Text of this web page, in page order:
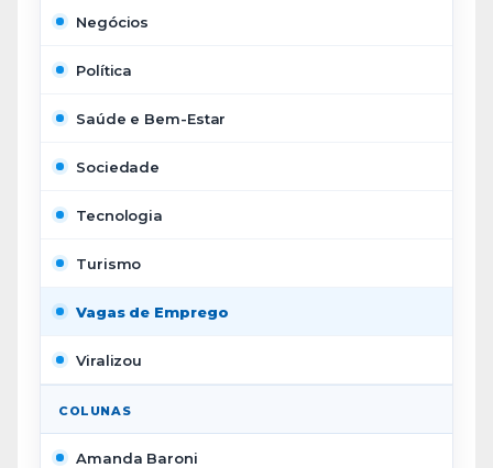
Negócios
Política
Saúde e Bem-Estar
Sociedade
Tecnologia
Turismo
Vagas de Emprego
Viralizou
COLUNAS
Amanda Baroni